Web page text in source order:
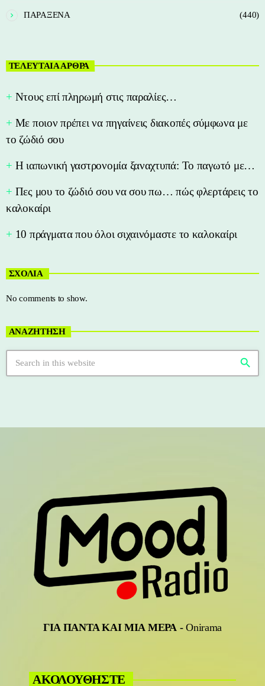
ΠΑΡΑΞΕΝΑ (440)
ΤΕΛΕΥΤΑΙΑ ΑΡΘΡΑ
Nτους επί πληρωμή στις παραλίες…
Με ποιον πρέπει να πηγαίνεις διακοπές σύμφωνα με
το ζώδιό σου
Η ιαπωνική γαστρονομία ξαναχτυπά: Το παγωτό με…
Πες μου το ζώδιό σου να σου πω… πώς φλερτάρεις το
καλοκαίρι
10 πράγματα που όλοι σιχαινόμαστε το καλοκαίρι
ΣΧΟΛΙΑ
No comments to show.
ΑΝΑΖΗΤΗΣΗ
search
ΓΙΑ ΠΑΝΤΑ ΚΑΙ ΜΙΑ ΜΕΡΑ -Onirama
ΑΚΟΛΟΥΘΗΣΤΕ